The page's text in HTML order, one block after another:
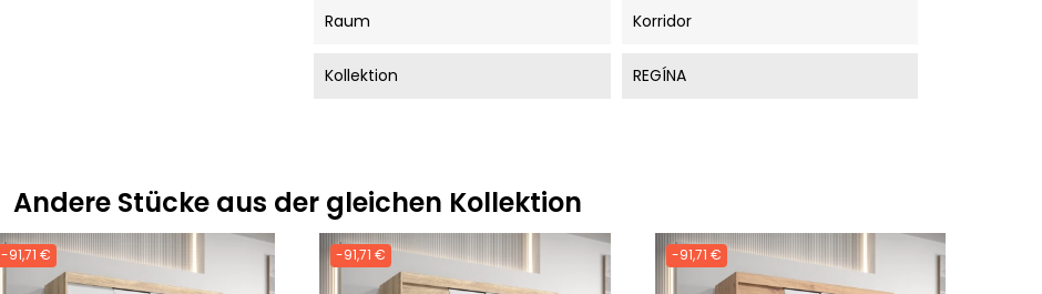
Raum Korridor
Kollektion REGÍNA
Andere Stücke aus der gleichen Kollektion
-91,71 € -91,71 € -91,71 €